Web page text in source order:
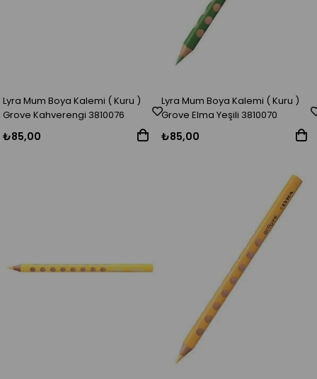
Lyra Mum Boya Kalemi ( Kuru )
Grove Kahverengi 3810076
₺85,00
Lyra Mum Boya Kalemi ( Kuru )
Grove Elma Yeşili 3810070
₺85,00